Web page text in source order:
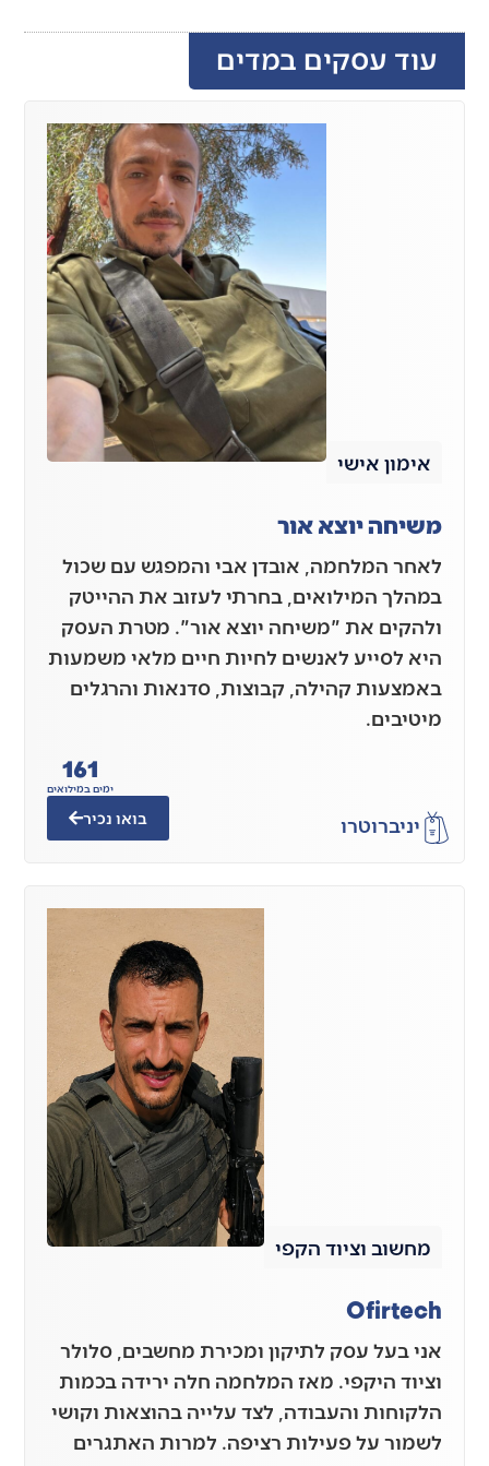
עוד עסקים במדים
אימון אישי
משיחה יוצא אור
לאחר המלחמה, אובדן אבי והמפגש עם שכול
במהלך המילואים, בחרתי לעזוב את ההייטק
ולהקים את "משיחה יוצא אור". מטרת העסק
היא לסייע לאנשים לחיות חיים מלאי משמעות
באמצעות קהילה, קבוצות, סדנאות והרגלים
מיטיבים.
יניברוטרו
ימים במילואים
161
בואו נכיר
מחשוב וציוד הקפי
Ofirtech
אני בעל עסק לתיקון ומכירת מחשבים, סלולר
וציוד היקפי. מאז המלחמה חלה ירידה בכמות
הלקוחות והעבודה, לצד עלייה בהוצאות וקושי
לשמור על פעילות רציפה. למרות האתגרים